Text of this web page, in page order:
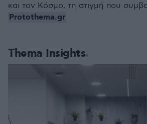
Thema Insights
και τον Κόσμο, τη στιγμή που
Protothema.gr